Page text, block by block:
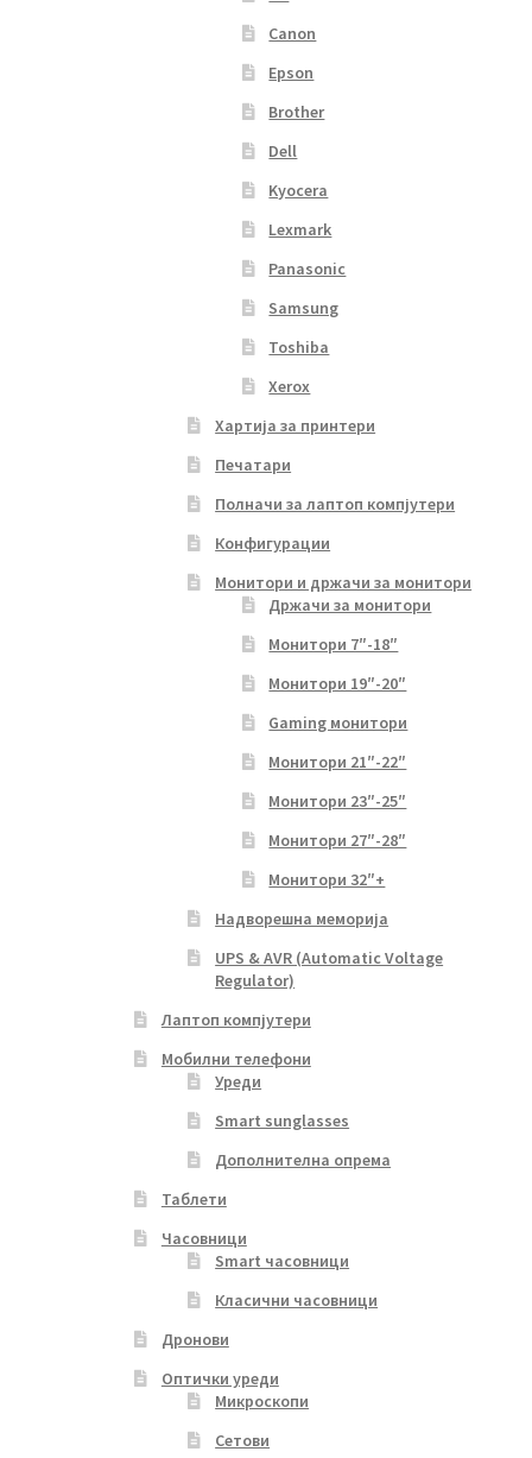
Canon
Epson
Brother
Dell
Kyocera
Lexmark
Panasonic
Samsung
Toshiba
Xerox
Хартија за принтери
Печатари
Полначи за лаптоп компјутери
Конфигурации
Монитори и држачи за монитори
Држачи за монитори
Монитори 7″-18″
Монитори 19″-20″
Gaming монитори
Монитори 21″-22″
Монитори 23″-25″
Монитори 27″-28″
Монитори 32″+
Надворешна меморија
UPS & AVR (Automatic Voltage
Regulator)
Лаптоп компјутери
Мобилни телефони
Уреди
Smart sunglasses
Дополнителна опрема
Таблети
Часовници
Smart часовници
Класични часовници
Дронови
Оптички уреди
Микроскопи
Сетови